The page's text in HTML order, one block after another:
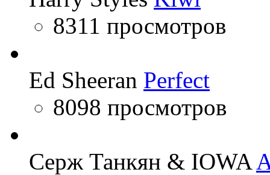
8311 просмотров
Ed Sheeran Perfect
8098 просмотров
Серж Танкян & IOWA